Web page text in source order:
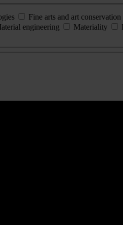
Fine arts and art conservation
engineering Materiality